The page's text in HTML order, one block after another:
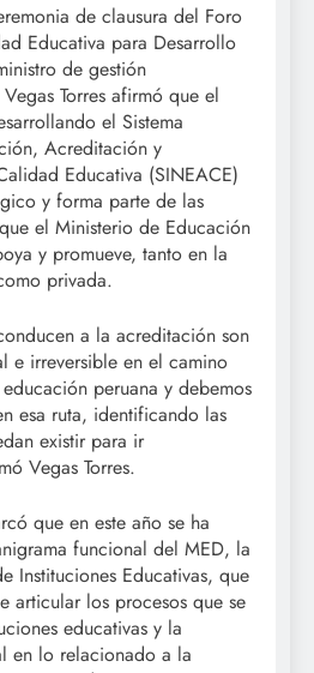
de clausura del Foro
Educativa para Desarrollo
de gestión
Torres afirmó que el
el Sistema
Acreditación y
Educativa (SINEACE)
y forma parte de las
el Ministerio de Educación
y promueve, tanto en la
privada.
a la acreditación son
e irreversible en el camino
peruana y debemos
esa ruta, identificando las
existir para ir
Vegas Torres.
que en este año se ha
funcional del MED, la
Instituciones Educativas, que
articular los procesos que se
educativas y la
en lo relacionado a la